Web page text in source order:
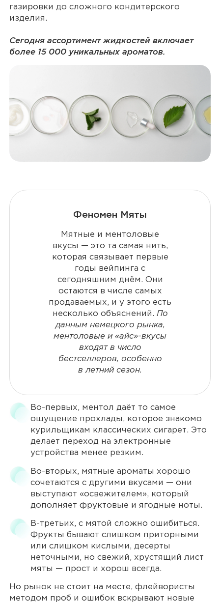
газировки до сложного кондитерского
изделия.
Сегодня ассортимент жидкостей включает
более 15 000 уникальных ароматов.
Феномен Мяты
Мятные и ментоловые
вкусы — это та самая нить,
которая связывает первые
годы вейпинга с
сегодняшним днём. Они
остаются в числе самых
продаваемых, и у этого есть
несколько объяснений. По
данным немецкого рынка,
ментоловые и «айс»-вкусы
входят в число
бестселлеров, особенно
в летний сезон.
Во-первых, ментол даёт то самое
ощущение прохлады, которое знакомо
курильщикам классических сигарет. Это
делает переход на электронные
устройства менее резким.
Во-вторых, мятные ароматы хорошо
сочетаются с другими вкусами — они
выступают «освежителем», который
дополняет фруктовые и ягодные ноты.
В-третьих, с мятой сложно ошибиться.
Фрукты бывают слишком приторными
или слишком кислыми, десерты
неточными, но свежий, хрустящий лист
мяты — прост и хорош всегда.
Но рынок не стоит на месте, флейвористы
методом проб и ошибок вскрывают новые